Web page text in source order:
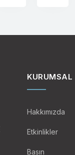
KURUMSAL
Hakkımızda
Etkinlikler
Basın